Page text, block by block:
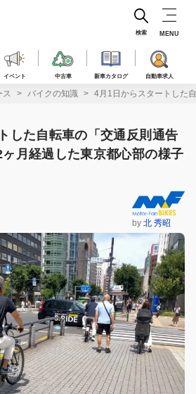
イベント 中古車 新車カタログ 自動車求人
検索 MENU
ス バイクの知識 4月1日からスタートした
した自転車の「交通反則通告
月経過した東京都心部の様子
by北 秀昭